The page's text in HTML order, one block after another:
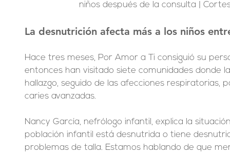
niños después de la consulta |
La desnutrición afecta más a los niños
Hace tres meses, Por Amor a Ti consiguió su
entonces han visitado siete comunidades donde
hallazgo, seguido de las afecciones respiratorias,
caries avanzadas.
Nancy García, nefrólogo infantil, explica la
población infantil está desnutrida o tiene
problemas de talla. Estamos hablando de que